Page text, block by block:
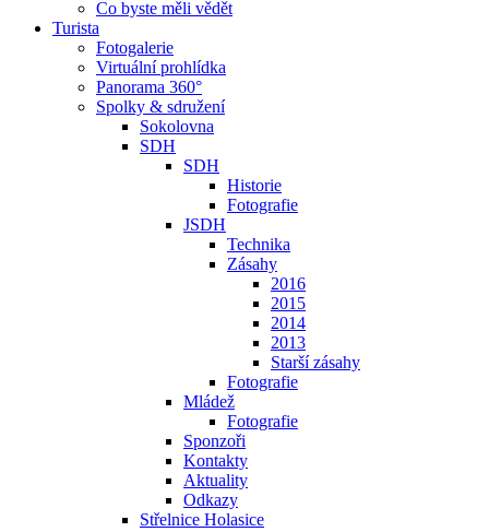
Co byste měli vědět
Turista
Fotogalerie
Virtuální prohlídka
Panorama 360°
Spolky & sdružení
Sokolovna
SDH
SDH
Historie
Fotografie
JSDH
Technika
Zásahy
2016
2015
2014
2013
Starší zásahy
Fotografie
Mládež
Fotografie
Sponzoři
Kontakty
Aktuality
Odkazy
Střelnice Holasice